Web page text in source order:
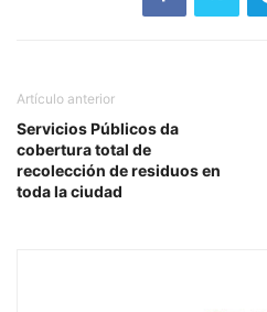
Artículo anterior
Servicios Públicos da
cobertura total de
recolección de residuos en
toda la ciudad